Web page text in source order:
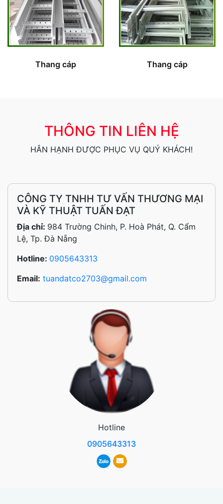
Thang cáp Thang cáp
THÔNG TIN LIÊN HỆ
HÂN HẠNH ĐƯỢC PHỤC VỤ QUÝ KHÁCH!
CÔNG TY TNHH TƯ VẤN THƯƠNG MẠI
VÀ KỸ THUẬT TUẤN ĐẠT
Địa chỉ: 984 Trường Chinh, P. Hoà Phát, Q. Cẩm
Lệ, Tp. Đà Nẵng
Hotline: 0905643313
Email: tuandatco2703@gmail.com
Hotline
0905643313